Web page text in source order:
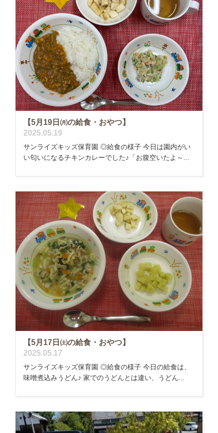
【5月19日㈪の給食・おやつ】
2025.05.19
サンライズキッズ保育園 ◎給食の様子 今日は園内がい
い匂いになるチキンカレーでした♪「お腹空いたよ～...
【5月17日㈯の給食・おやつ】
2025.05.17
サンライズキッズ保育園 ◎給食の様子 今日の給食は、
味噌煮込みうどん♪ 家でのうどんとは違い、うどん...